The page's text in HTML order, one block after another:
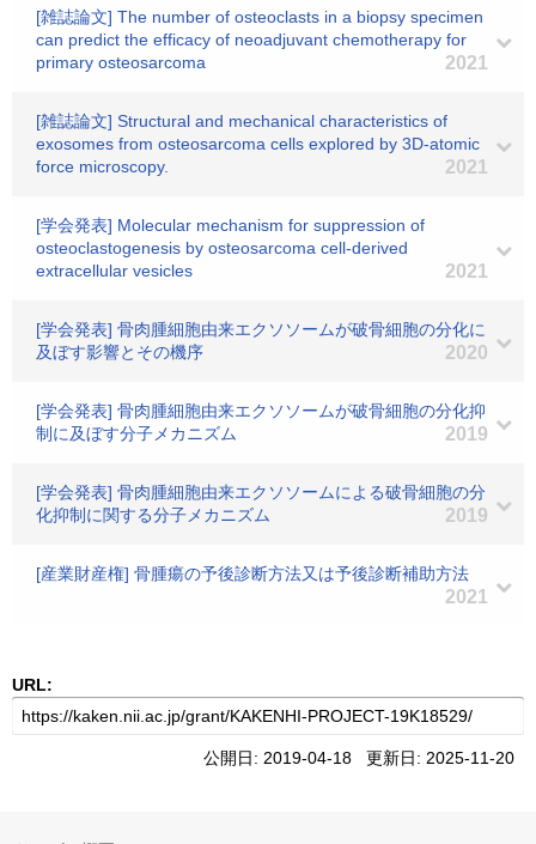
[雑誌論文] The number of osteoclasts in a biopsy specimen
can predict the efficacy of neoadjuvant chemotherapy for
primary osteosarcoma
2021
[雑誌論文] Structural and mechanical characteristics of
exosomes from osteosarcoma cells explored by 3D-atomic
force microscopy.
2021
[学会発表] Molecular mechanism for suppression of
osteoclastogenesis by osteosarcoma cell-derived
extracellular vesicles
2021
[学会発表] 骨肉腫細胞由来エクソソームが破骨細胞の分化に
及ぼす影響とその機序
2020
[学会発表] 骨肉腫細胞由来エクソソームが破骨細胞の分化抑
制に及ぼす分子メカニズム
2019
[学会発表] 骨肉腫細胞由来エクソソームによる破骨細胞の分
化抑制に関する分子メカニズム
2019
[産業財産権] 骨腫瘍の予後診断方法又は予後診断補助方法
2021
URL:
公開日: 2019-04-18 更新日: 2025-11-20